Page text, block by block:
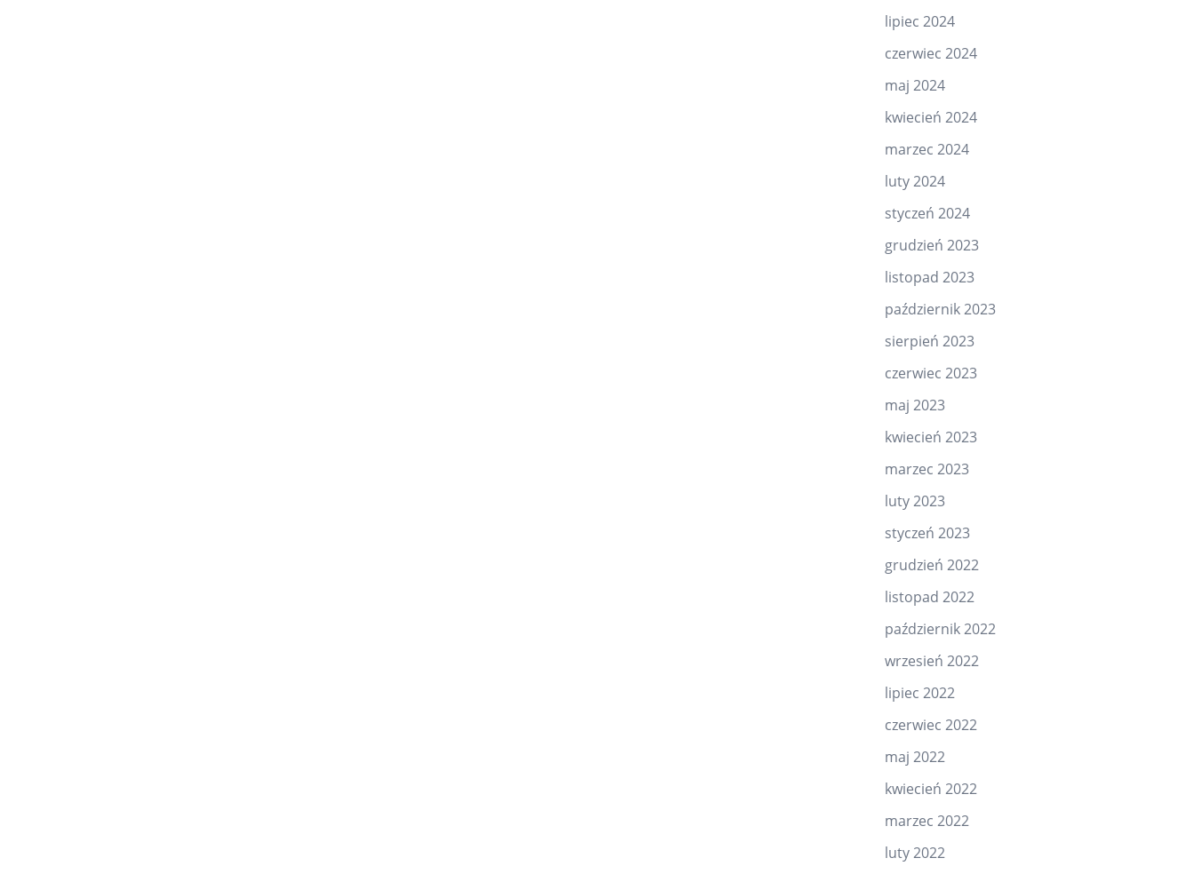
lipiec 2024
czerwiec 2024
maj 2024
kwiecień 2024
marzec 2024
luty 2024
styczeń 2024
grudzień 2023
listopad 2023
październik 2023
sierpień 2023
czerwiec 2023
maj 2023
kwiecień 2023
marzec 2023
luty 2023
styczeń 2023
grudzień 2022
listopad 2022
październik 2022
wrzesień 2022
lipiec 2022
czerwiec 2022
maj 2022
kwiecień 2022
marzec 2022
luty 2022